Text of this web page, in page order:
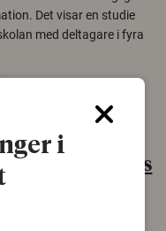
Det visar en studie
med deltagare i fyra
var Sveriges
i